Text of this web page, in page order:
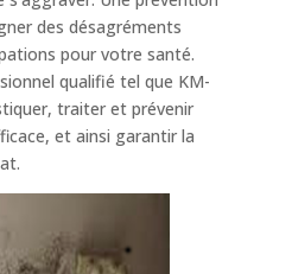
des désagréments
pour votre santé.
qualifié tel que KM-
traiter et prévenir
et ainsi garantir la